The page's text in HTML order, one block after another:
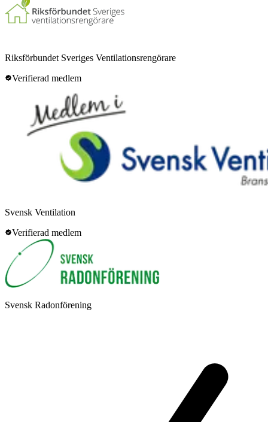
Riksförbundet Sveriges Ventilationsrengörare
Verifierad medlem
Svensk Ventilation
Verifierad medlem
Svensk Radonförening